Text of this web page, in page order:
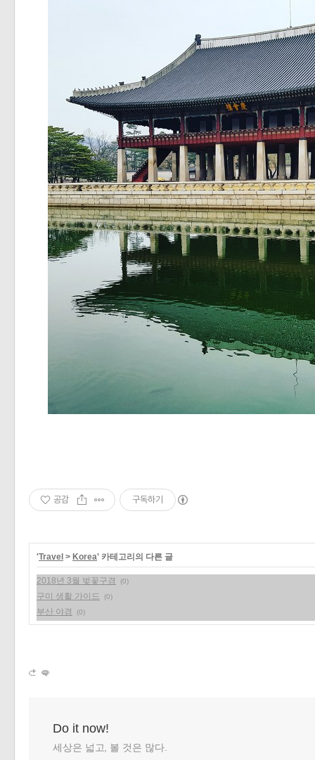
공감 구독하기
'Travel > Korea' 카테고리의 다른 글
2018년 3월 벚꽃구경 (0)
구미 생활 가이드 (0)
부산 야경 (0)
Do it now!
세상은 넓고, 볼 것은 많다.